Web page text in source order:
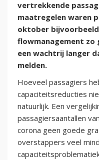
vertrekkende
maatregelen waren
oktober
flowmanagement zo
een wachtrij langer
melden.
Hoeveel passagiers
capaciteitsreducties
natuurlijk. Een
passagiersaantallen
corona geen goede
overstappers veel